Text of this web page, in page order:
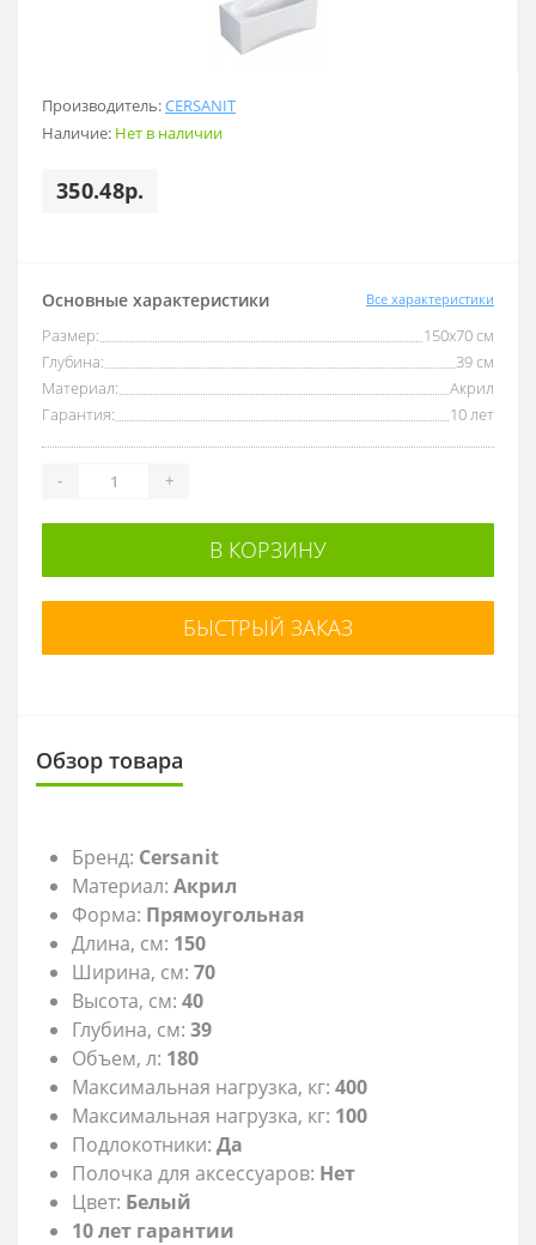
Производитель:CERSANIT
Наличие: Нет в наличии
350.48р.
Основные характеристики Все характеристики
Размер:
150х70 см
Глубина:
39 см
Материал:
Акрил
Гарантия:
10 лет
- +
В КОРЗИНУ
БЫСТРЫЙ ЗАКАЗ
Обзор товара
Бренд: Cersanit
Материал: Акрил
Форма: Прямоугольная
Длина, см: 150
Ширина, см: 70
Высота, см: 40
Глубина, см: 39
Объем, л: 180
Максимальная нагрузка, кг: 400
Максимальная нагрузка, кг: 100
Подлокотники: Да
Полочка для аксессуаров: Нет
Цвет: Белый
10 лет гарантии